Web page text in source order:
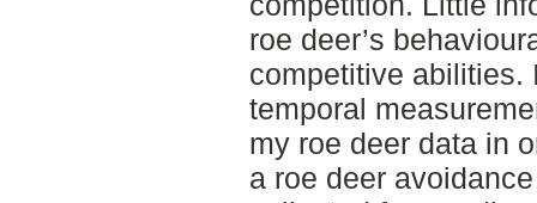
roe deer’s
competitive abilities.
temporal
my roe deer data in
a roe deer